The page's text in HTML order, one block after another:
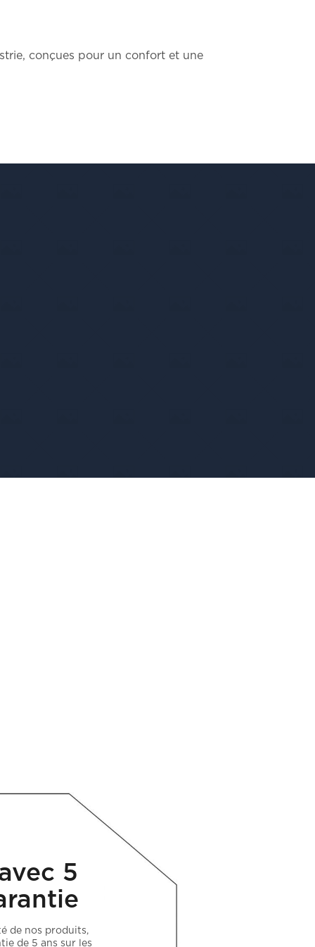
conçues pour un confort et une
5
de nos produits,
de 5 ans sur les